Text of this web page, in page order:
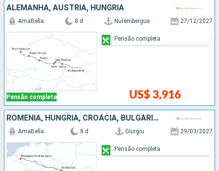
ALEMANHA, AUSTRIA, HUNGRIA
Pensão completa
AmaBella 8 d Nurembergue 27/12/2027
US$ 3,916
Pensão completa
ROMÊNIA, HUNGRIA, CROÁCIA, BULGÁRIA, SÉRVIA
AmaBella 8 d Giurgiu 29/03/2027
Pensão completa